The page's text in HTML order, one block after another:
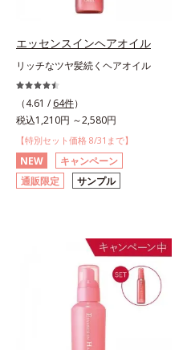
エッセンスインヘアオイル
リッチなツヤ髪続くヘアオイル
（4.61 / 64件）
税込1,210円 ～2,580円
【特別セット価格 8/31まで】
NEW
キャンペーン
通販限定
サンプル